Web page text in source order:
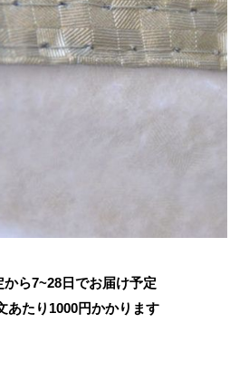
から7~28日でお届け予定
あたり 1000円かかります